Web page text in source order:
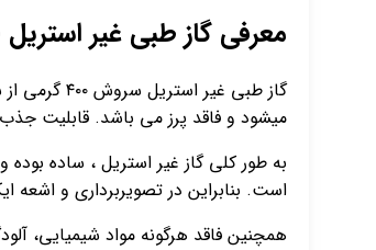
معرفی گاز طبی غیر استریل ۴۰۰ گرمی سروش:
میشود و فاقد پرز می باشد. قابلیت جذب بالایی دارد
به طور کلی گاز غیر استریل ، ساده
است. بنابراین در تصویربرداری و
همچنین فاقد هرگونه مواد شیمیایی، آلودگی و